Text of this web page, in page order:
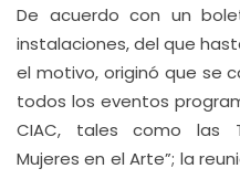
De acuerdo con un
instalaciones, del que
el motivo, originó que se
todos los eventos
CIAC, tales como las
Mujeres en el Arte”; la